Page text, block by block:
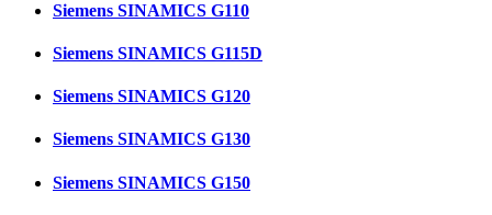
Siemens SINAMICS G110
Siemens SINAMICS G115D
Siemens SINAMICS G120
Siemens SINAMICS G130
Siemens SINAMICS G150